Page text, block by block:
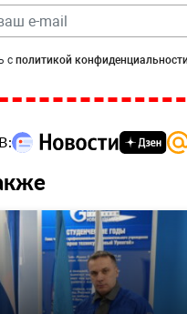
с политикой